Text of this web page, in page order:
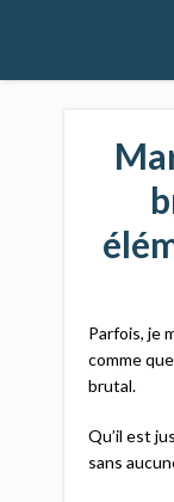
Parfois, je
comme
brutal.
Qu’il est
sans